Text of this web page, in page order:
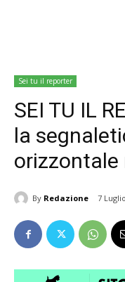
Sei tu il reporter
SEI TU IL
la
orizzontale
By Redazione 7